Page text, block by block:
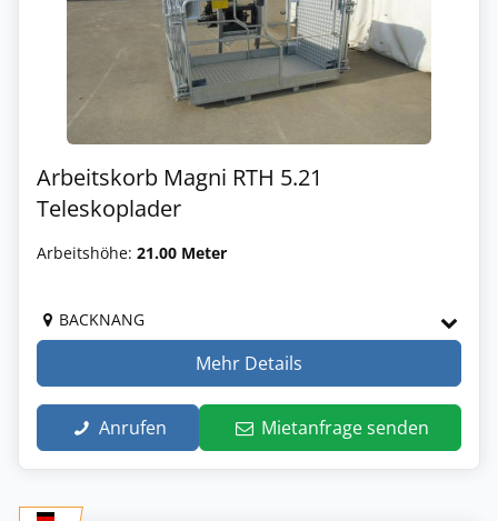
Arbeitskorb Magni RTH 5.21
Teleskoplader
Arbeitshöhe: 21.00 Meter
BACKNANG
Mehr Details
Anrufen Mietanfrage senden